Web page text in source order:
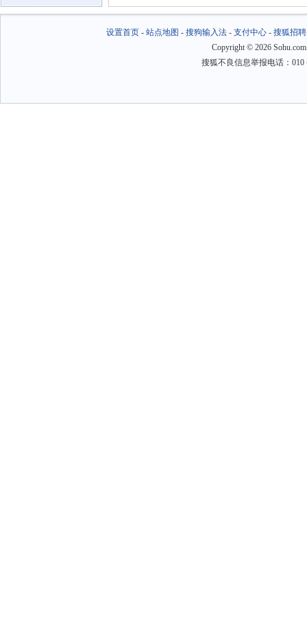
设置首页- 站点地图 - 搜狗输入法- 支付中心- 搜狐招聘
Copyright © 2026
搜狐不良信息举报电话：010